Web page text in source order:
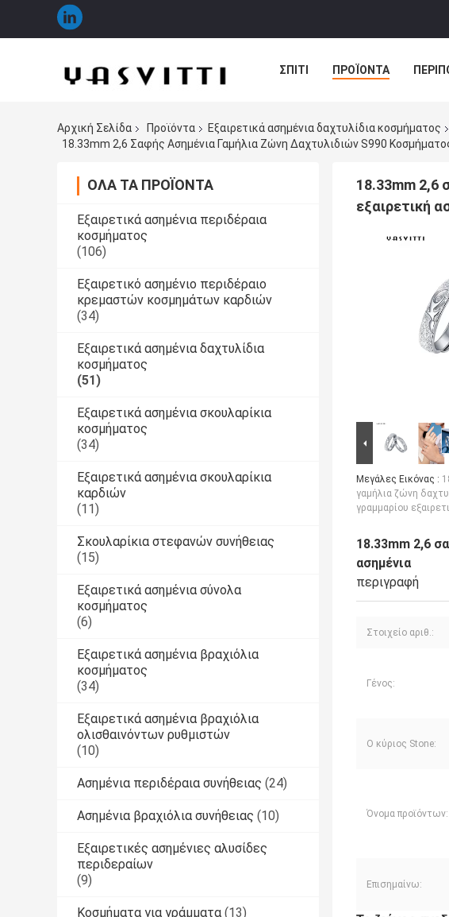
ΣΠΊΤΙ ΠΡΟΪΌΝΤΑ
Αρχική Σελίδα
Προϊόντα
Εξαιρετικά ασημένια δαχτυλίδια κοσμήματος
18.33mm 2,6 Σαφής Ασημένια Γαμήλια Ζώνη Δαχτυλιδιών S990
ΌΛΑ ΤΑ ΠΡΟΪΌΝΤΑ
Εξαιρετικά ασημένια περιδέραια
κοσμήματος
(106)
Εξαιρετικό ασημένιο περιδέραιο
κρεμαστών κοσμημάτων καρδιών
(34)
Εξαιρετικά ασημένια δαχτυλίδια
κοσμήματος
(51)
Εξαιρετικά ασημένια σκουλαρίκια
κοσμήματος
(34)
Εξαιρετικά ασημένια σκουλαρίκια
καρδιών
(11)
Σκουλαρίκια στεφανών συνήθειας
(15)
Εξαιρετικά ασημένια σύνολα
κοσμήματος
(6)
Εξαιρετικά ασημένια βραχιόλια
κοσμήματος
(34)
Εξαιρετικά ασημένια βραχιόλια
ολισθαινόντων ρυθμιστών
(10)
Ασημένια περιδέραια συνήθειας (24)
Ασημένια βραχιόλια συνήθειας (10)
Εξαιρετικές ασημένιες αλυσίδες
περιδεραίων
(9)
Κοσμήματα για γράμματα (13)
18.33mm 2,6
εξαιρετική
Μεγάλες Εικόνας :
γαμήλια ζώνη
γραμμαρίου
18.33mm 2,6
ασημένια
περιγραφή
Στοιχείο αριθ.:
Γένος:
Ο κύριος Stone:
Όνομα προϊόντων:
Επισημαίνω: